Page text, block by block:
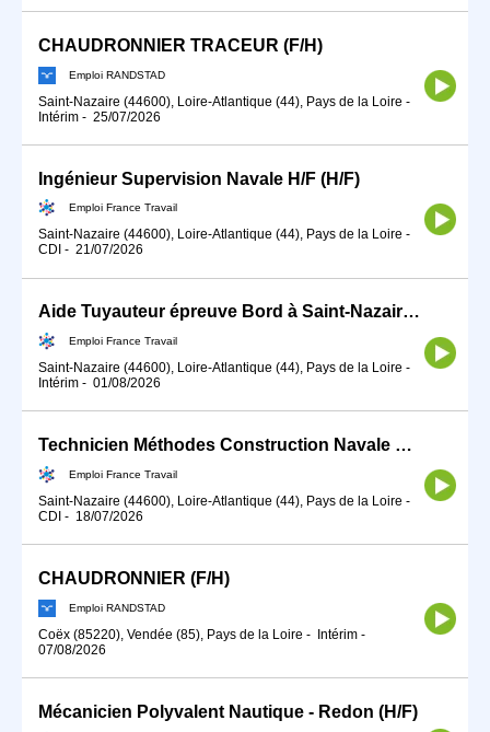
CHAUDRONNIER TRACEUR (F/H)
Emploi RANDSTAD
Saint-Nazaire (44600), Loire-Atlantique (44), Pays de la Loire -
Intérim - 25/07/2026
Ingénieur Supervision Navale H/F (H/F)
Emploi France Travail
Saint-Nazaire (44600), Loire-Atlantique (44), Pays de la Loire -
CDI - 21/07/2026
Aide Tuyauteur épreuve Bord à Saint-Nazaire (H/F)
Emploi France Travail
Saint-Nazaire (44600), Loire-Atlantique (44), Pays de la Loire -
Intérim - 01/08/2026
Technicien Méthodes Construction Navale H/F (H/F)
Emploi France Travail
Saint-Nazaire (44600), Loire-Atlantique (44), Pays de la Loire -
CDI - 18/07/2026
CHAUDRONNIER (F/H)
Emploi RANDSTAD
Coëx (85220), Vendée (85), Pays de la Loire - Intérim -
07/08/2026
Mécanicien Polyvalent Nautique - Redon (H/F)